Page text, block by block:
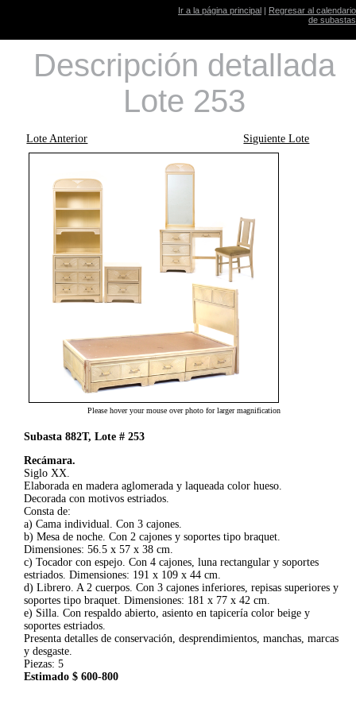
Ir a la página principal | Regresar al calendario
de subastas
Descripción detallada
Lote 253
Lote Anterior Siguiente Lote
Please hover your mouse over photo for larger magnification
Subasta 882T, Lote # 253
Recámara.
Siglo XX.
Elaborada en madera aglomerada y laqueada color hueso.
Decorada con motivos estriados.
Consta de:
a) Cama individual. Con 3 cajones.
b) Mesa de noche. Con 2 cajones y soportes tipo braquet.
Dimensiones: 56.5 x 57 x 38 cm.
c) Tocador con espejo. Con 4 cajones, luna rectangular y soportes
estriados. Dimensiones: 191 x 109 x 44 cm.
d) Librero. A 2 cuerpos. Con 3 cajones inferiores, repisas superiores y
soportes tipo braquet. Dimensiones: 181 x 77 x 42 cm.
e) Silla. Con respaldo abierto, asiento en tapicería color beige y
soportes estriados.
Presenta detalles de conservación, desprendimientos, manchas, marcas
y desgaste.
Piezas: 5
Estimado $ 600-800